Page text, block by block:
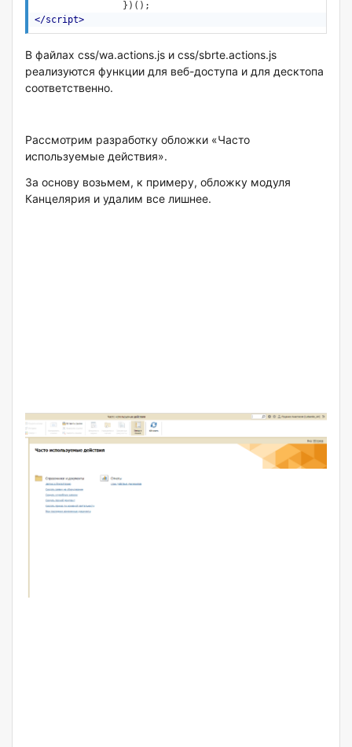
</script>
В файлах css/wa.actions.js и css/sbrte.actions.js
реализуются функции для веб-доступа и для десктопа
соответственно.
Рассмотрим разработку обложки «Часто
используемые действия».
За основу возьмем, к примеру, обложку модуля
Канцелярия и удалим все лишнее.